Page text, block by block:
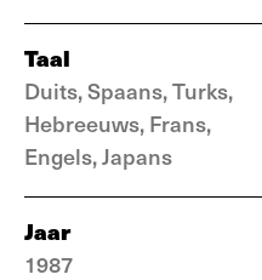
Taal
Duits, Spaans, Turks,
Hebreeuws, Frans,
Engels, Japans
Jaar
1987